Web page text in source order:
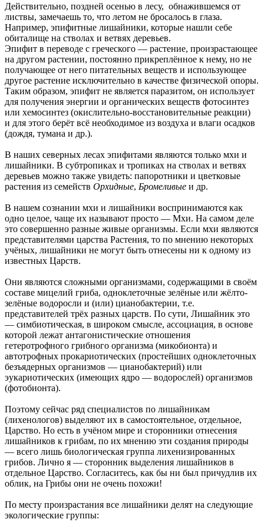
Действительно, поздней осенью в лесу, обнажившемся от
листвы, замечаешь то, что летом не бросалось в глаза.
Например, эпифитные лишайники, которые нашли себе
обиталище на стволах и ветвях деревьев.
Эпифит в переводе с греческого — растение, произрастающее
на другом растении, постоянно прикреплённое к нему, но не
получающее от него питательных веществ и использующее
другое растение исключительно в качестве физической опоры.
Таким образом, эпифит не является паразитом, он использует
для получения энергии и органических веществ фотосинтез
или хемосинтез (окислительно-восстановительные реакции)
и для этого берёт всё необходимое из воздуха и влаги осадков
(дождя, тумана и др.).
В наших северных лесах эпифитами являются только мхи и
лишайники. В субтропиках и тропиках на стволах и ветвях
деревьев можно также увидеть: папоротники и цветковые
растения из семейств Орхидные, Бромеливые и др.
В нашем сознании мхи и лишайники воспринимаются как
одно целое, чаще их называют просто — Мхи. На самом деле
это совершенно разные живые организмы. Если мхи являются
представителями царства Растения, то по мнению некоторых
учёных, лишайники не могут быть отнесены ни к одному из
известных Царств.
Они являются сложными организмами, содержащими в своём
составе мицелий гриба, одноклеточные зелёные или жёлто-
зелёные водоросли и (или) цианобактерии, т.е.
представителей трёх разных царств. По сути, Лишайник это
— симбиотическая, в широком смысле, ассоциация, в основе
которой лежат антагонистические отношения
гетеротрофного грибного организма (микобионта) и
автотрофных прокариотических (простейших одноклеточных
безъядерных организмов — цианобактерий) или
эукариотических (имеющих ядро — водорослей) организмов
(фотобионта).
Поэтому сейчас ряд специалистов по лишайникам
(лихенологов) выделяют их в самостоятельное, отдельное,
Царство. Но есть в учёном мире и сторонники отнесения
лишайников к грибам, по их мнению эти создания природы
— всего лишь биологическая группа лихенизированных
грибов. Лично я — сторонник выделения лишайников в
отдельное Царство. Согласитесь, как бы ни был причудлив их
облик, на Грибы они не очень похожи!
По месту произрастания все лишайники делят на следующие
экологические группы: